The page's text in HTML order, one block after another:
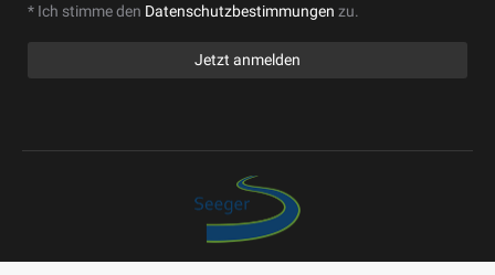
* Ich stimme den Datenschutzbestimmungen zu.